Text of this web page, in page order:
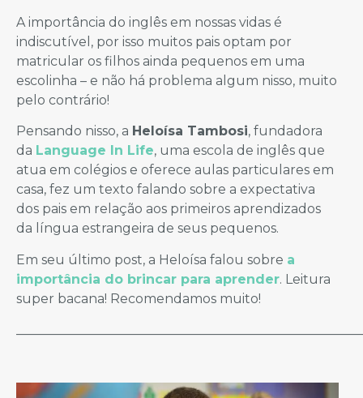
A importância do inglês em nossas vidas é
indiscutível, por isso muitos pais optam por
matricular os filhos ainda pequenos em uma
escolinha – e não há problema algum nisso, muito
pelo contrário!
Pensando nisso, a Heloísa Tambosi, fundadora
da Language In Life, uma escola de inglês que
atua em colégios e oferece aulas particulares em
casa, fez um texto falando sobre a expectativa
dos pais em relação aos primeiros aprendizados
da língua estrangeira de seus pequenos.
Em seu último post, a Heloísa falou sobre a
importância do brincar para aprender. Leitura
super bacana! Recomendamos muito!